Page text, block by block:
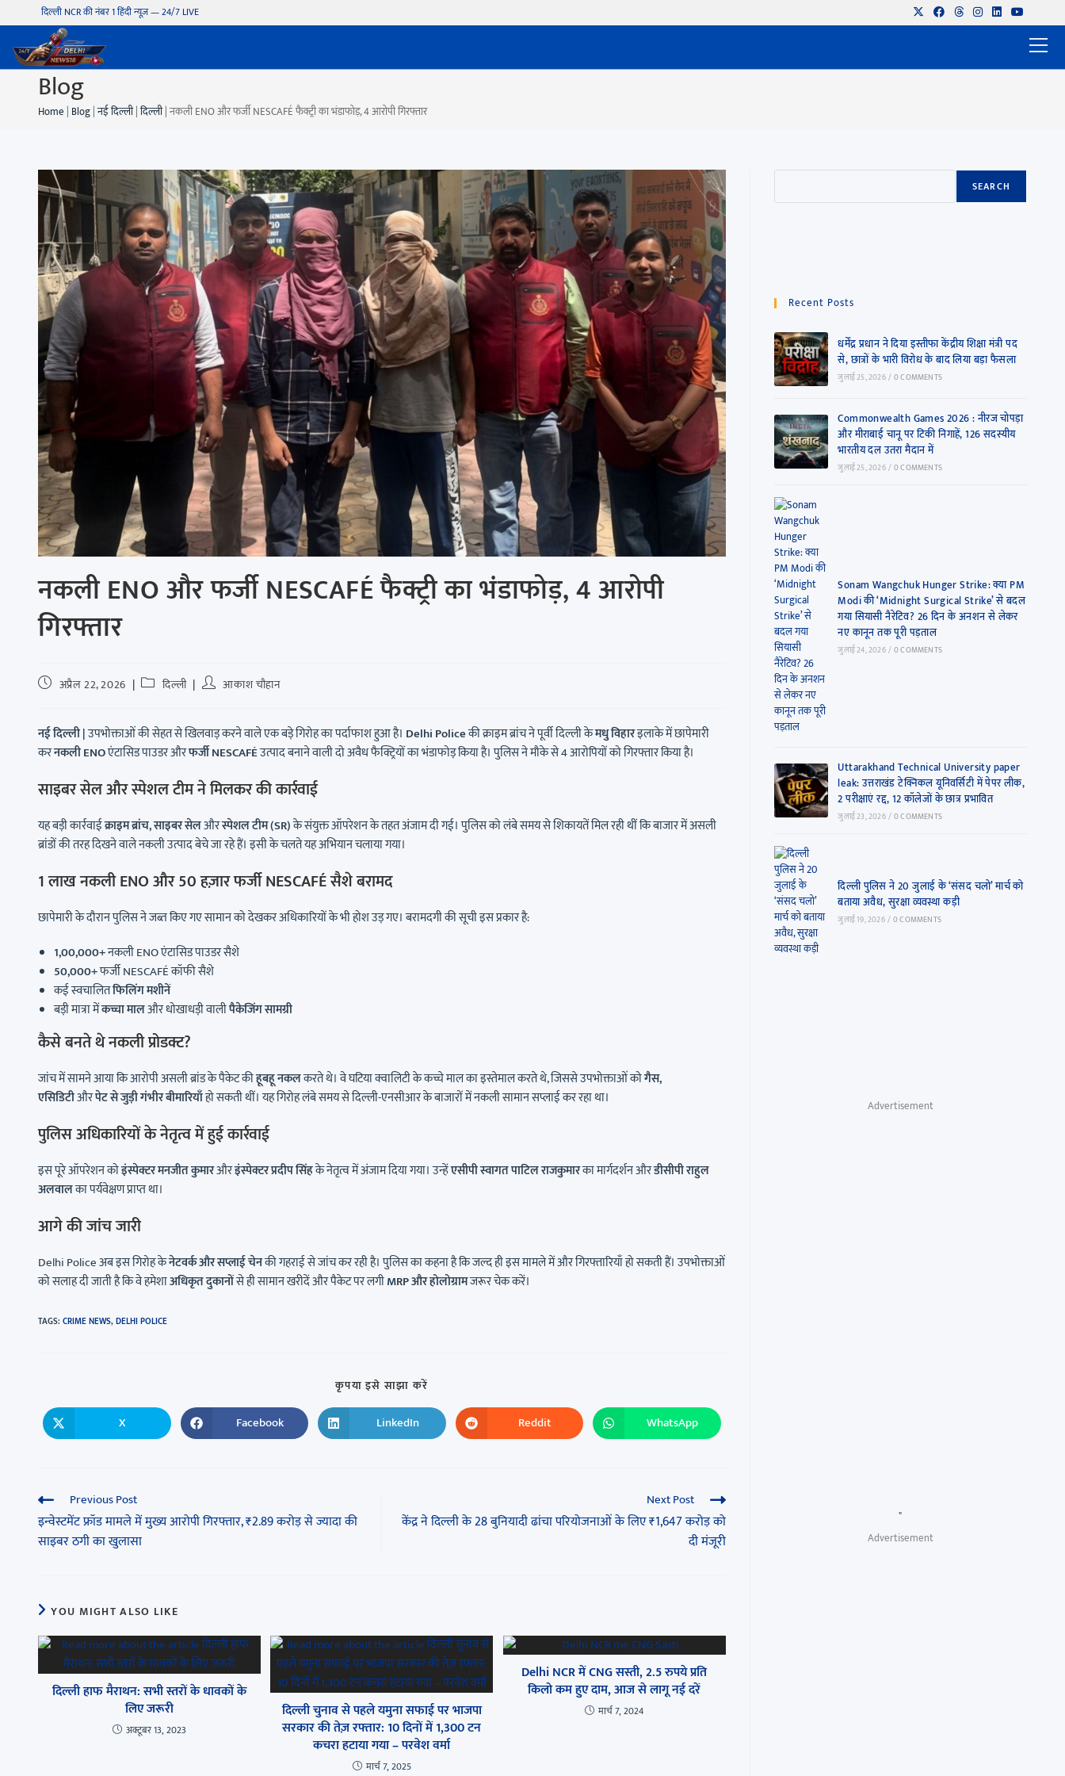
दिल्ली NCR की नंबर 1 हिंदी न्यूज़ — 24/7 LIVE
Blog
Home | Blog|नई दिल्ली|दिल्ली|नकली ENO और फर्जी NESCAFÉ फैक्ट्री का भंडाफोड़, 4 आरोपी गिरफ्तार
नकली ENO और फर्जी NESCAFÉ फैक्ट्री का भंडाफोड़, 4 आरोपी
गिरफ्तार
अप्रैल 22, 2026 दिल्ली आकाश चौहान
नई दिल्ली |उपभोक्ताओं की सेहत से खिलवाड़ करने वाले एक बड़े गिरोह का पर्दाफाश हुआ है। Delhi Policeकी क्राइम ब्रांच ने पूर्वी दिल्ली केमधु विहारइलाके में छापेमारी
करनकली ENOएंटासिड पाउडर औरफर्जी NESCAFÉउत्पाद बनाने वाली दो अवैध फैक्ट्रियों का भंडाफोड़ किया है। पुलिस ने मौके से 4 आरोपियों को गिरफ्तार किया है।
साइबर सेल और स्पेशल टीम ने मिलकर की कार्रवाई
यह बड़ी कार्रवाईक्राइम ब्रांच, साइबर सेलऔरस्पेशल टीम (SR)के संयुक्त ऑपरेशन के तहत अंजाम दी गई। पुलिस को लंबे समय से शिकायतें मिल रही थीं कि बाजार में असली
ब्रांडों की तरह दिखने वाले नकली उत्पाद बेचे जा रहे हैं। इसी के चलते यह अभियान चलाया गया।
1 लाख नकली ENO और 50 हज़ार फर्जी NESCAFÉ सैशे बरामद
छापेमारी के दौरान पुलिस ने जब्त किए गए सामान को देखकर अधिकारियों के भी होश उड़ गए। बरामदगी की सूची इस प्रकार है:
1,00,000+नकली ENO एंटासिड पाउडर सैशे
50,000+फर्जी NESCAFÉ कॉफी सैशे
कई स्वचालितफिलिंग मशीनें
बड़ी मात्रा मेंकच्चा मालऔर धोखाधड़ी वालीपैकेजिंग सामग्री
कैसे बनते थे नकली प्रोडक्ट?
जांच में सामने आया कि आरोपी असली ब्रांड के पैकेट कीहूबहू नकलकरते थे। वे घटिया क्वालिटी के कच्चे माल का इस्तेमाल करते थे, जिससे उपभोक्ताओं कोगैस,
एसिडिटीऔरपेट से जुड़ी गंभीर बीमारियाँहो सकती थीं। यह गिरोह लंबे समय से दिल्ली-एनसीआर के बाजारों में नकली सामान सप्लाई कर रहा था।
पुलिस अधिकारियों के नेतृत्व में हुई कार्रवाई
इस पूरे ऑपरेशन कोइंस्पेक्टर मनजीत कुमारऔरइंस्पेक्टर प्रदीप सिंहके नेतृत्व में अंजाम दिया गया। उन्हेंएसीपी स्वागत पाटिल राजकुमारका मार्गदर्शन औरडीसीपी राहुल
अलवालका पर्यवेक्षण प्राप्त था।
आगे की जांच जारी
Delhi Police अब इस गिरोह केनेटवर्क और सप्लाई चेनकी गहराई से जांच कर रही है। पुलिस का कहना है कि जल्द ही इस मामले में और गिरफ्तारियाँ हो सकती हैं। उपभोक्ताओं
को सलाह दी जाती है कि वे हमेशाअधिकृत दुकानोंसे ही सामान खरीदें और पैकेट पर लगीMRP और होलोग्रामजरूर चेक करें।
TAGS: CRIME NEWS,DELHI POLICE
कृपया इसे साझा करें
X Facebook LinkedIn Reddit WhatsApp
Previous Post
इन्वेस्टमेंट फ्रॉड मामले में मुख्य आरोपी गिरफ्तार, ₹2.89 करोड़ से ज्यादा की
साइबर ठगी का खुलासा
Next Post
केंद्र ने दिल्ली के 28 बुनियादी ढांचा परियोजनाओं के लिए ₹1,647 करोड़ को
दी मंजूरी
YOU MIGHT ALSO LIKE
दिल्ली हाफ मैराथन: सभी स्तरों के धावकों के
लिए जरूरी
अक्टूबर 13, 2023
दिल्ली चुनाव से पहले यमुना सफाई पर भाजपा
सरकार की तेज़ रफ्तार: 10 दिनों में 1,300 टन
कचरा हटाया गया – परवेश वर्मा
मार्च 7, 2025
Delhi NCR में CNG सस्ती, 2.5 रुपये प्रति
किलो कम हुए दाम, आज से लागू नई दरें
मार्च 7, 2024
SEARCH
Recent Posts
धर्मेंद्र प्रधान ने दिया इस्तीफा केंद्रीय शिक्षा मंत्री पद
से, छात्रों के भारी विरोध के बाद लिया बड़ा फैसला
जुलाई 25, 2026 /0 COMMENTS
Commonwealth Games 2026 : नीरज चोपड़ा
और मीराबाई चानू पर टिकी निगाहें, 126 सदस्यीय
भारतीय दल उतरा मैदान में
जुलाई 25, 2026 /0 COMMENTS
Sonam Wangchuk Hunger Strike: क्या PM
Modi की ‘Midnight Surgical Strike’ से बदल
गया सियासी नैरेटिव? 26 दिन के अनशन से लेकर
नए कानून तक पूरी पड़ताल
जुलाई 24, 2026 /0 COMMENTS
Uttarakhand Technical University paper
leak: उत्तराखंड टेक्निकल यूनिवर्सिटी में पेपर लीक,
2 परीक्षाएं रद्द, 12 कॉलेजों के छात्र प्रभावित
जुलाई 23, 2026 /0 COMMENTS
दिल्ली पुलिस ने 20 जुलाई के ‘संसद चलो’ मार्च को
बताया अवैध, सुरक्षा व्यवस्था कड़ी
जुलाई 19, 2026 /0 COMMENTS
Advertisement
"
Advertisement